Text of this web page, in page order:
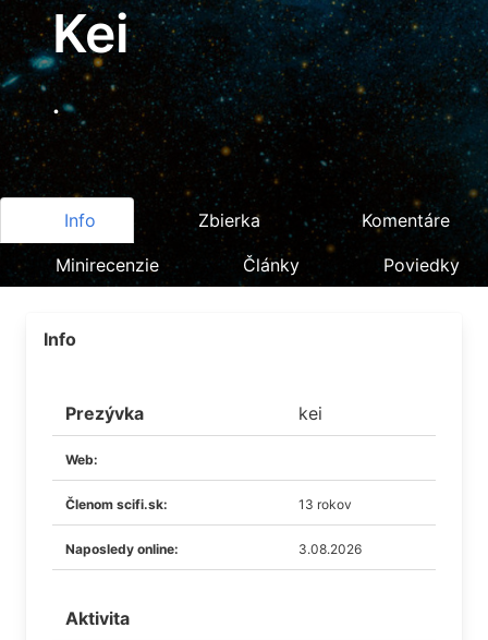
Kei
.
Info Zbierka Komentáre
Minirecenzie Články Poviedky
Info
Prezývka kei
Web:
Členom scifi.sk: 13 rokov
Naposledy online: 3.08.2026
Aktivita